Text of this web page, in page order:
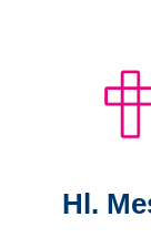
Hl.